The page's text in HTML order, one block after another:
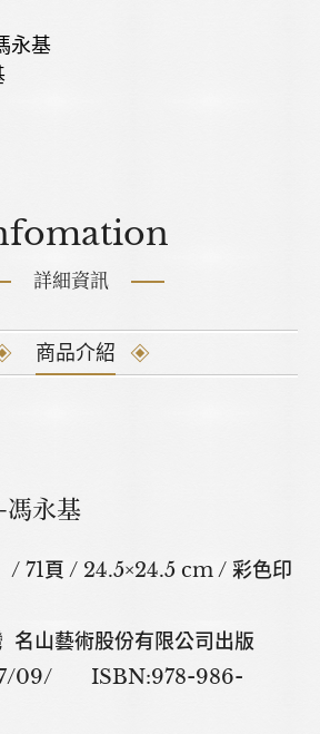
永基
詳細資訊
商品介紹
永基
頁 / 24.5×24.5 cm / 彩色印
山藝術股份有限公司出版
09/ ISBN:978-986-